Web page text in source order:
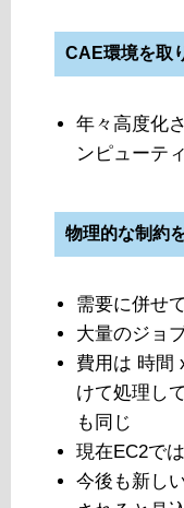
CAE環境を取
年々高度化
ンピューテ
物理的な制約
需要に併せ
大量のジョ
費用は 時間
けて処理し
も同じ
現在EC2で
今後も新し